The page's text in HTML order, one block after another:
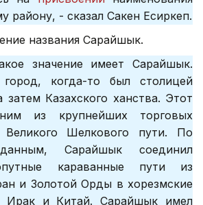
району, - сказал Сакен Есиркеп.
названия Сарайшык.
значение имеет Сарайшык.
город, когда-то был столицей
Казахского ханства. Этот
из крупнейших торговых
Шелкового пути. По
Сарайшык соединил
караванные пути из
и Золотой Орды в хорезмские
Ирак и Китай. Сарайшык имел